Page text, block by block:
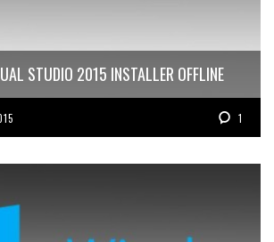
STUDIO 2015 INSTALLER OFFLINE
1